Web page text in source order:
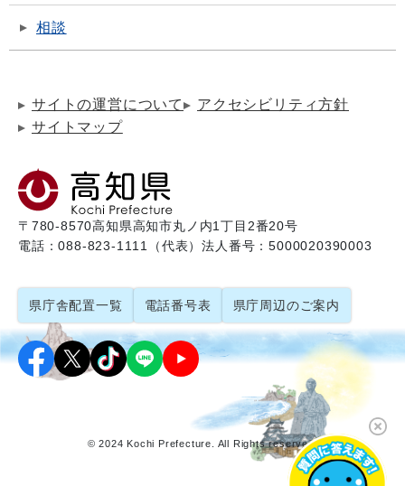
相談
サイトの運営について
アクセシビリティ方針
サイトマップ
〒780-8570高知県高知市丸ノ内1丁目2番20号
電話：088-823-1111（代表）法人番号：5000020390003
県庁舎配置一覧 電話番号表 県庁周辺のご案内
© 2024 Kochi Prefecture. All Rights reserved.